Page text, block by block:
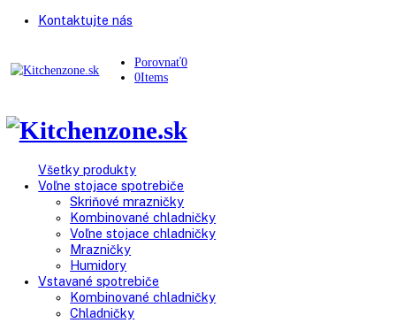
Kontaktujte nás
Porovnať
0Items
Všetky produkty
Voľne stojace spotrebiče
Skriňové mrazničky
Kombinované chladničky
Voľne stojace chladničky
Mrazničky
Humidory
Vstavané spotrebiče